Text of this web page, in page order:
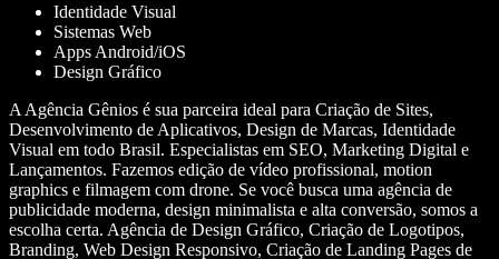
Identidade Visual
Sistemas Web
Apps Android/iOS
Design Gráfico
A Agência Gênios é sua parceira ideal para Criação de Sites,
Desenvolvimento de Aplicativos, Design de Marcas, Identidade
Visual em todo Brasil. Especialistas em SEO, Marketing Digital e
Lançamentos. Fazemos edição de vídeo profissional, motion
graphics e filmagem com drone. Se você busca uma agência de
publicidade moderna, design minimalista e alta conversão, somos a
escolha certa. Agência de Design Gráfico, Criação de Logotipos,
Branding, Web Design Responsivo, Criação de Landing Pages de